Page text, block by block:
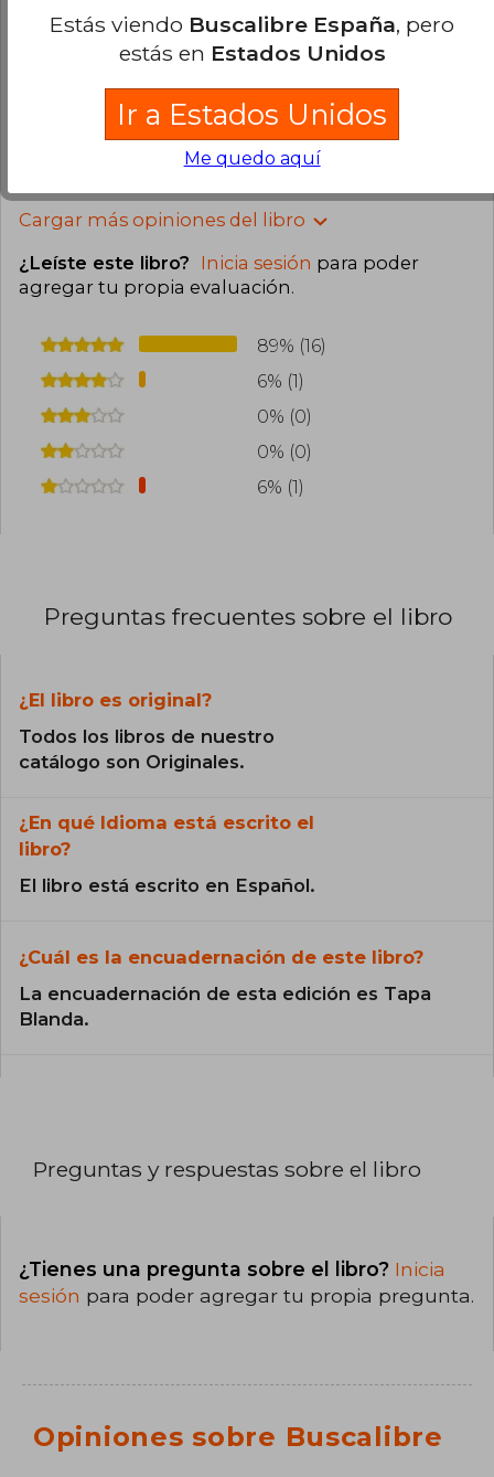
David Rosero
Martes 22 de Agosto,
Muy buen libro, llego en buenas condiciones
Esta opinión es útil 0 No es útil
Cargar más opiniones del libro
¿Leíste este libro? Inicia sesión para poder
agregar tu propia evaluación.
89% (16)
6% (1)
0% (0)
0% (0)
6% (1)
Preguntas frecuentes sobre el libro
¿El libro es original?
Todos los libros de nuestro
catálogo son Originales.
¿En qué Idioma está escrito el
libro?
El libro está escrito en Español.
¿Cuál es la encuadernación de este libro?
La encuadernación de esta edición es Tapa
Blanda.
Preguntas y respuestas sobre el libro
¿Tienes una pregunta sobre el libro? Inicia
sesión para poder agregar tu propia pregunta.
Opiniones sobre Buscalibre
Estás viendo Buscalibre España, pero
estás en Estados Unidos
Ir a Estados Unidos
Me quedo aquí